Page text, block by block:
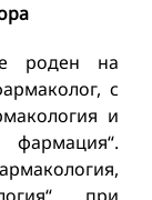
роден на
с
и